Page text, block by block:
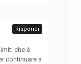
che è
continuare a
Rispondi